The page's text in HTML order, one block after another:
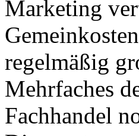
Marketing
regelmäßig
Mehrfaches
Fachhandel